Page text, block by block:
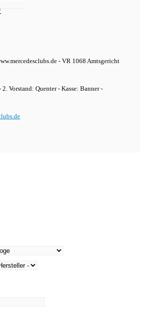
- VR 1068 Amtsgericht
Vorstand: Quenter - Kasse: Banner -